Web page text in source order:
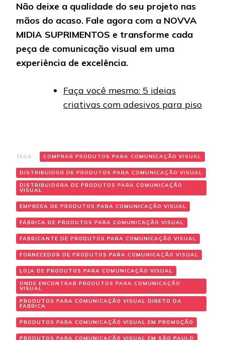
Não deixe a qualidade do seu projeto nas
mãos do acaso. Fale agora com a NOVVA
MIDIA SUPRIMENTOS e transforme cada
peça de comunicação visual em uma
experiência de excelência.
Faça você mesmo: 5 ideias
criativas com adesivos para piso
TAGS: COMPRAR PRODUTOS PARA COMUNICAÇÃO VISUAL
DISTRIBUIDOR DE PRODUTOS PARA COMUNICAÇÃO VISUAL
DISTRIBUIDORA DE PRODUTOS PARA COMUNICAÇÃO
VISUAL
EMPRESA DE PRODUTOS PARA COMUNICAÇÃO VISUAL
FÁBRICA DE PRODUTOS PARA COMUNICAÇÃO VISUAL
FABRICANTE DE PRODUTOS PARA COMUNICAÇÃO VISUAL
FORNECEDOR DE PRODUTOS PARA COMUNICAÇÃO VISUAL
LOJA DE PRODUTOS PARA COMUNICAÇÃO VISUAL
ONDE ENCONTRAR PRODUTOS PARA COMUNICAÇÃO
VISUAL
PRODUTOS PARA COMUNICAÇÃO VISUAL DIRETO DA
FABRICA
PRODUTOS PARA COMUNICAÇÃO VISUAL EM PROMOÇÃO
PRODUTOS PARA COMUNICAÇÃO VISUAL EM SÃO PAULO